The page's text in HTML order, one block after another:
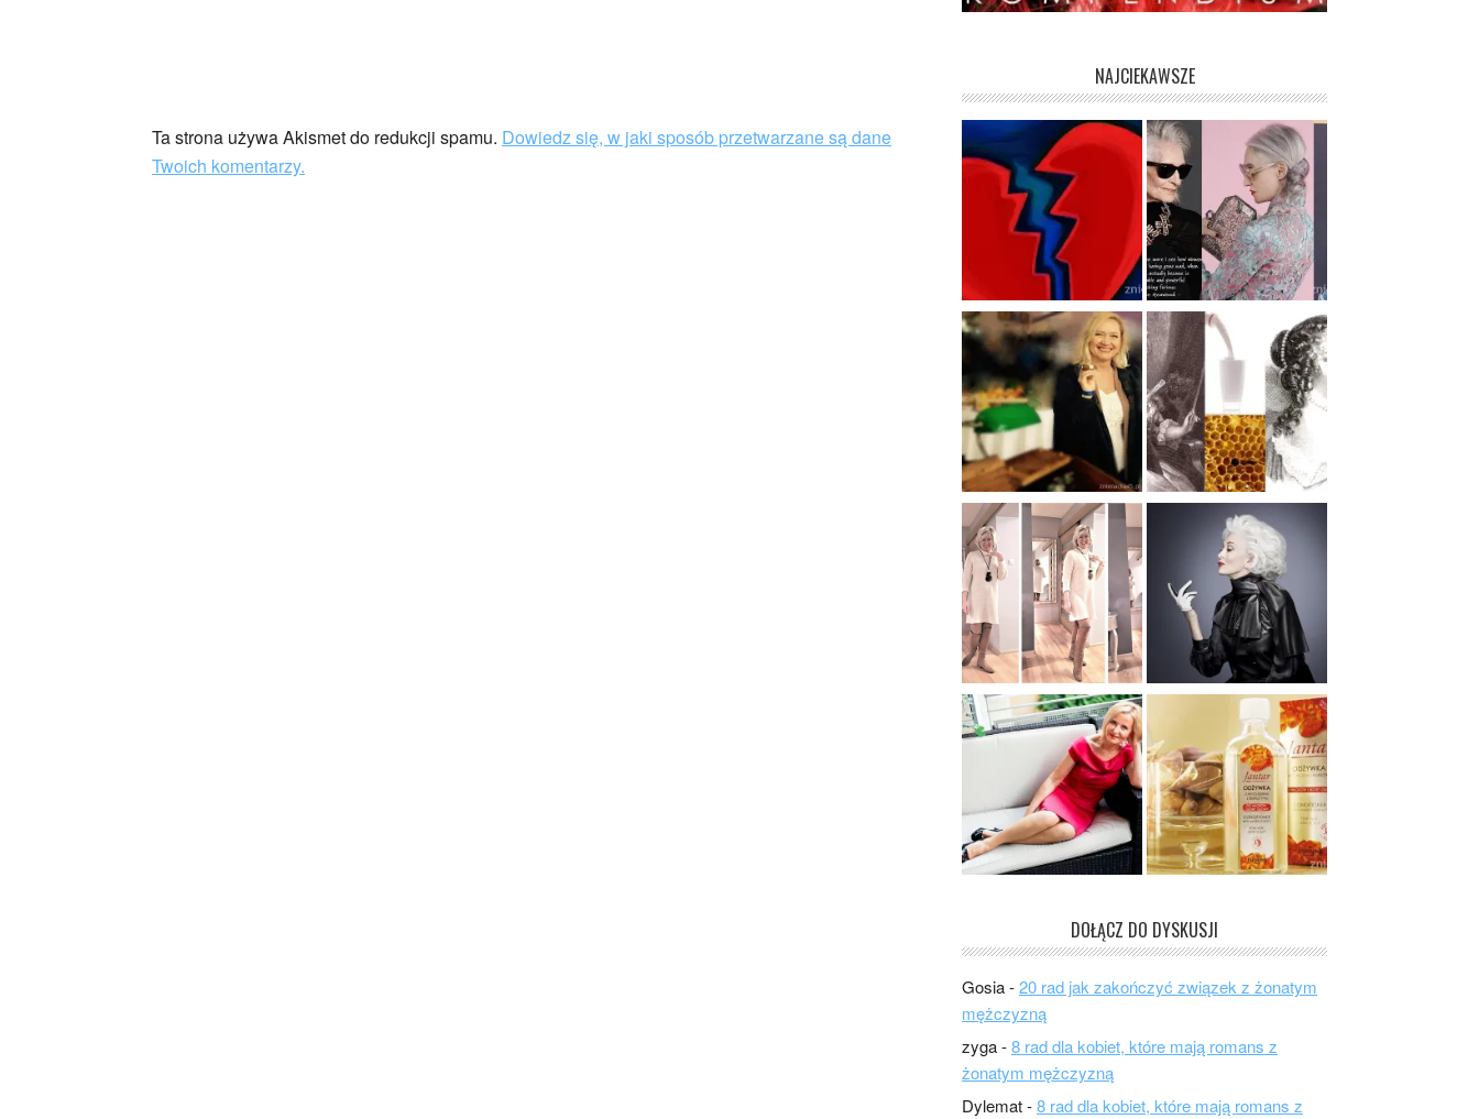
Ta strona używa Akismet do redukcji spamu. Dowiedz się, w jaki sposób przetwarzane są dane
Twoich komentarzy.
NAJCIEKAWSZE
DOŁĄCZ DO DYSKUSJI
Gosia-20 rad jak zakończyć związek z żonatym
mężczyzną
zyga-8 rad dla kobiet, które mają romans z
żonatym mężczyzną
Dylemat-8 rad dla kobiet, które mają romans z